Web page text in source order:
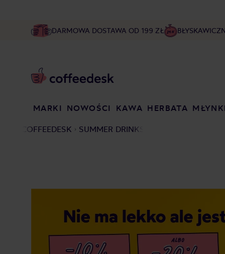
DARMOWA DOSTAWA OD 199 ZŁ
MARKI NOWOŚCI KAWA HERBATA MŁYNKI
COFFEEDESK SUMMER DRINKS